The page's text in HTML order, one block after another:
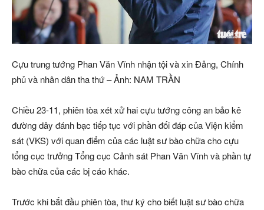
Cựu trung tướng Phan Văn Vĩnh nhận tội và xin Đảng, Chính
phủ và nhân dân tha thứ – Ảnh: NAM TRẦN
Chiều 23-11, phiên tòa xét xử hai cựu tướng công an bảo kê
đường dây đánh bạc tiếp tục với phần đối đáp của Viện kiểm
sát (VKS) với quan điểm của các luật sư bào chữa cho cựu
tổng cục trưởng Tổng cục Cảnh sát Phan Văn Vĩnh và phần tự
bào chữa của các bị cáo khác.
Trước khi bắt đầu phiên tòa, thư ký cho biết luật sư bào chữa